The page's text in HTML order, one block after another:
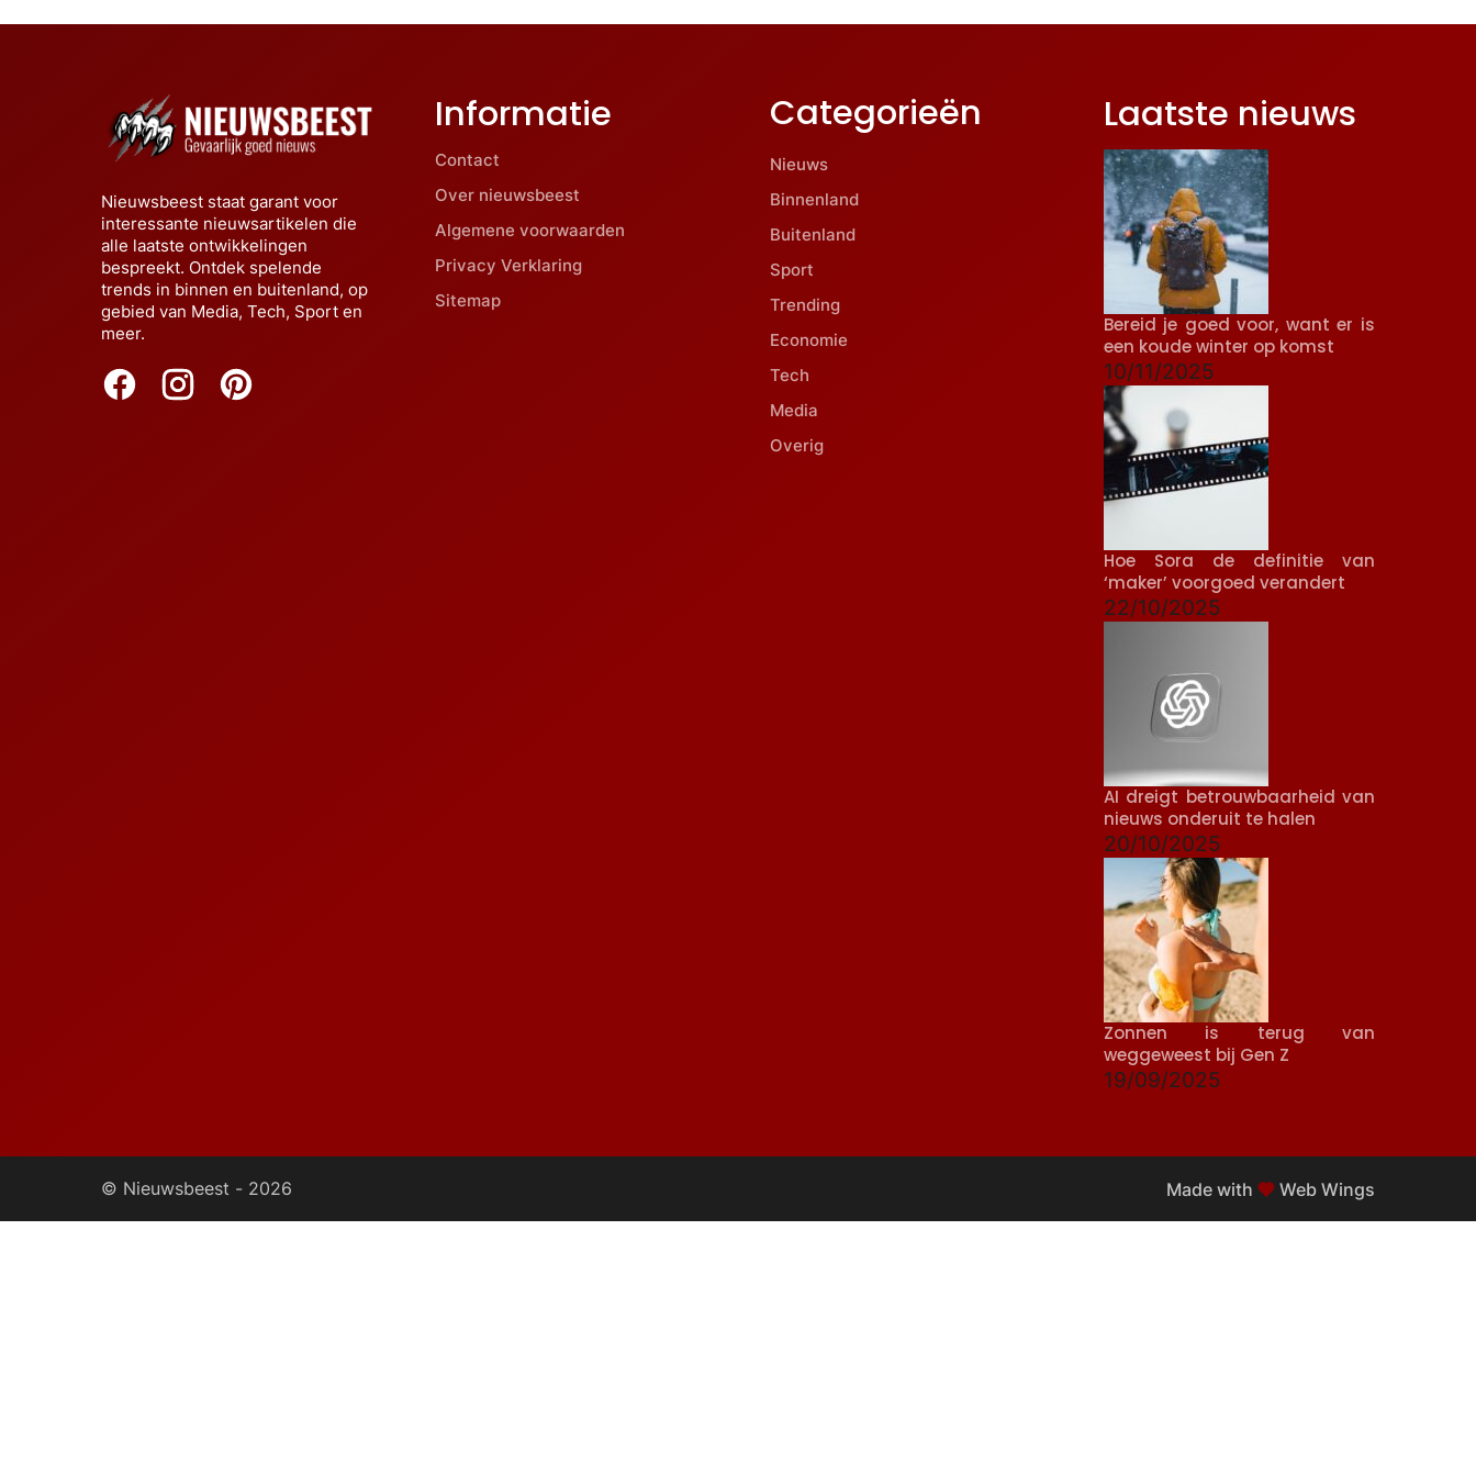
Nieuwsbeest staat garant voor
interessante nieuwsartikelen die
alle laatste ontwikkelingen
bespreekt. Ontdek spelende
trends in binnen en buitenland, op
gebied van Media, Tech, Sport en
meer.
Informatie
Contact
Over nieuwsbeest
Algemene voorwaarden
Privacy Verklaring
Sitemap
Categorieën
Nieuws
Binnenland
Buitenland
Sport
Trending
Economie
Tech
Media
Overig
Laatste nieuws
Bereid je goed voor, want er is
een koude winter op komst
10/11/2025
Hoe Sora de definitie van
‘maker’ voorgoed verandert
22/10/2025
AI dreigt betrouwbaarheid van
nieuws onderuit te halen
20/10/2025
Zonnen is terug van
weggeweest bij Gen Z
19/09/2025
© Nieuwsbeest - 2026 Made with Web Wings